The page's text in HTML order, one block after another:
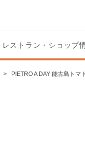
レストラン・ショップ
> PIETRO A DAY 能古島ト